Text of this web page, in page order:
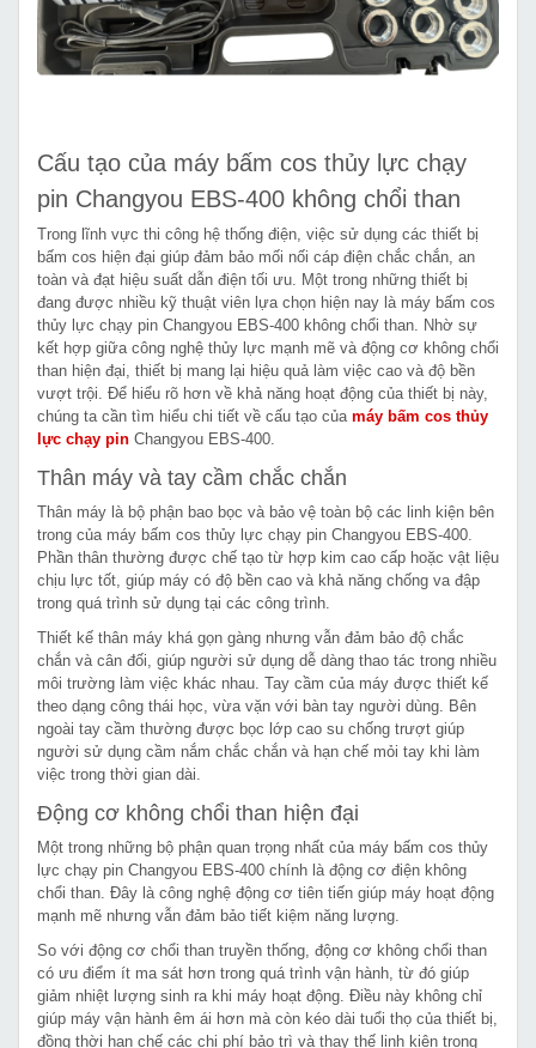
Cấu tạo của máy bấm cos thủy lực chạy
pin Changyou EBS-400 không chổi than
Trong lĩnh vực thi công hệ thống điện, việc sử dụng các thiết bị
bấm cos hiện đại giúp đảm bảo mối nối cáp điện chắc chắn, an
toàn và đạt hiệu suất dẫn điện tối ưu. Một trong những thiết bị
đang được nhiều kỹ thuật viên lựa chọn hiện nay là máy bấm cos
thủy lực chạy pin Changyou EBS-400 không chổi than. Nhờ sự
kết hợp giữa công nghệ thủy lực mạnh mẽ và động cơ không chổi
than hiện đại, thiết bị mang lại hiệu quả làm việc cao và độ bền
vượt trội. Để hiểu rõ hơn về khả năng hoạt động của thiết bị này,
chúng ta cần tìm hiểu chi tiết về cấu tạo của máy bấm cos thủy
lực chạy pin Changyou EBS-400.
Thân máy và tay cầm chắc chắn
Thân máy là bộ phận bao bọc và bảo vệ toàn bộ các linh kiện bên
trong của máy bấm cos thủy lực chạy pin Changyou EBS-400.
Phần thân thường được chế tạo từ hợp kim cao cấp hoặc vật liệu
chịu lực tốt, giúp máy có độ bền cao và khả năng chống va đập
trong quá trình sử dụng tại các công trình.
Thiết kế thân máy khá gọn gàng nhưng vẫn đảm bảo độ chắc
chắn và cân đối, giúp người sử dụng dễ dàng thao tác trong nhiều
môi trường làm việc khác nhau. Tay cầm của máy được thiết kế
theo dạng công thái học, vừa vặn với bàn tay người dùng. Bên
ngoài tay cầm thường được bọc lớp cao su chống trượt giúp
người sử dụng cầm nắm chắc chắn và hạn chế mỏi tay khi làm
việc trong thời gian dài.
Động cơ không chổi than hiện đại
Một trong những bộ phận quan trọng nhất của máy bấm cos thủy
lực chạy pin Changyou EBS-400 chính là động cơ điện không
chổi than. Đây là công nghệ động cơ tiên tiến giúp máy hoạt động
mạnh mẽ nhưng vẫn đảm bảo tiết kiệm năng lượng.
So với động cơ chổi than truyền thống, động cơ không chổi than
có ưu điểm ít ma sát hơn trong quá trình vận hành, từ đó giúp
giảm nhiệt lượng sinh ra khi máy hoạt động. Điều này không chỉ
giúp máy vận hành êm ái hơn mà còn kéo dài tuổi thọ của thiết bị,
đồng thời hạn chế các chi phí bảo trì và thay thế linh kiện trong